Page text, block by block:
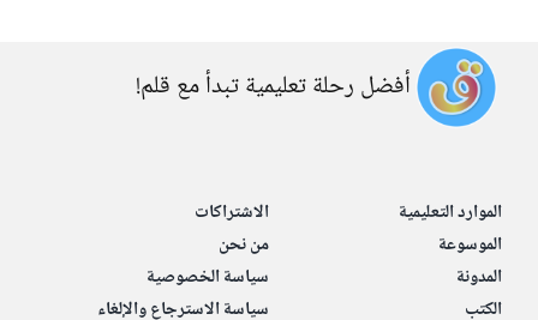
أفضل رحلة تعليمية تبدأ مع قلم!
الموارد التعليمية
الموسوعة
المدونة
الكتب
الاشتراكات
من نحن
سياسة الخصوصية
سياسة الاسترجاع والإلغاء